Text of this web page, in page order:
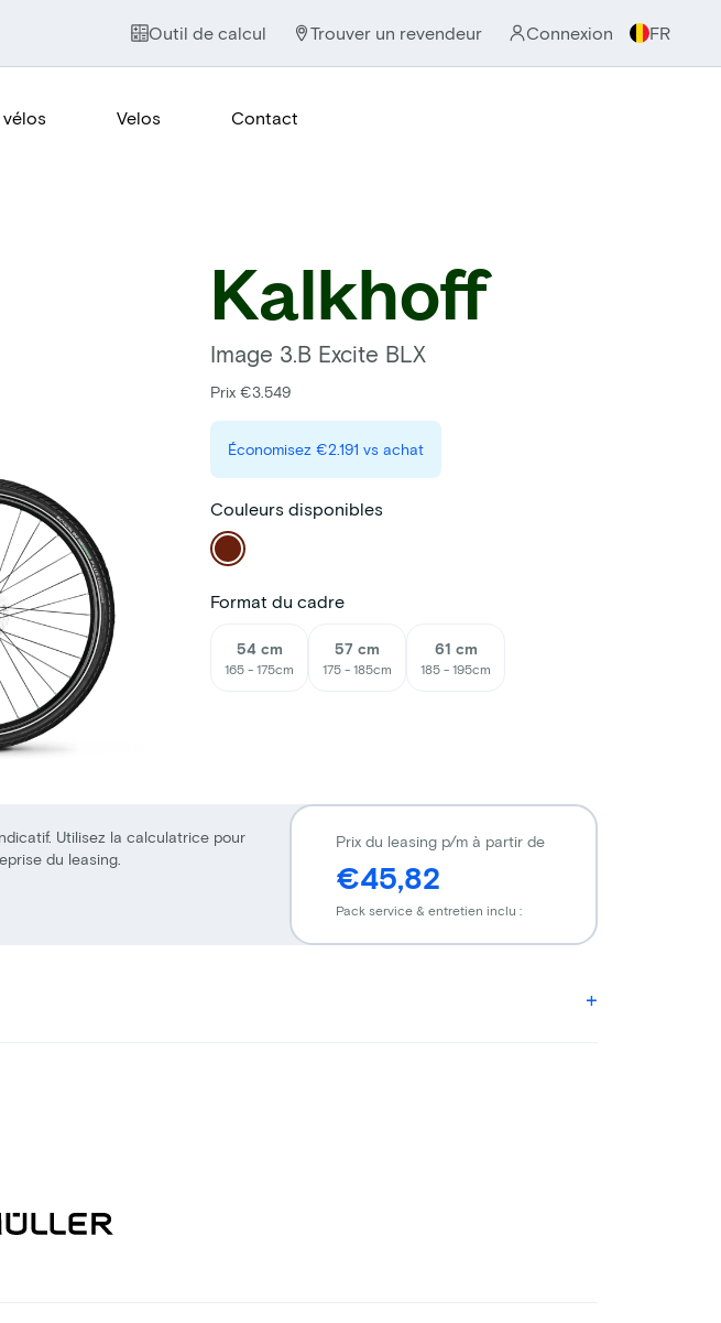
Outil de calcul Trouver un revendeur Connexion FR
Velos Contact
Kalkhoff
Image 3.B Excite BLX
Prix €3.549
Économisez €2.191 vs achat
Couleurs disponibles
Format du cadre
54 cm
165 - 175cm
57 cm
175 - 185cm
61 cm
185 - 195cm
Utilisez la calculatrice pour
du leasing.
Prix du leasing p/m à partir de
€45,82
Pack service & entretien inclu :